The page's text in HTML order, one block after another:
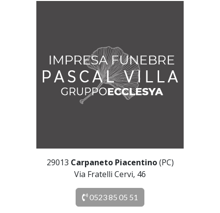
29013 Carpaneto Piacentino(PC)
Via Fratelli Cervi, 46
0523 85 05 51